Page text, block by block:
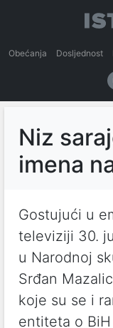
Obećanja Dosljednost
Niz
imena
Gostujući u
televiziji 30.
u Narodnoj
Srđan
koje su se i
entiteta o